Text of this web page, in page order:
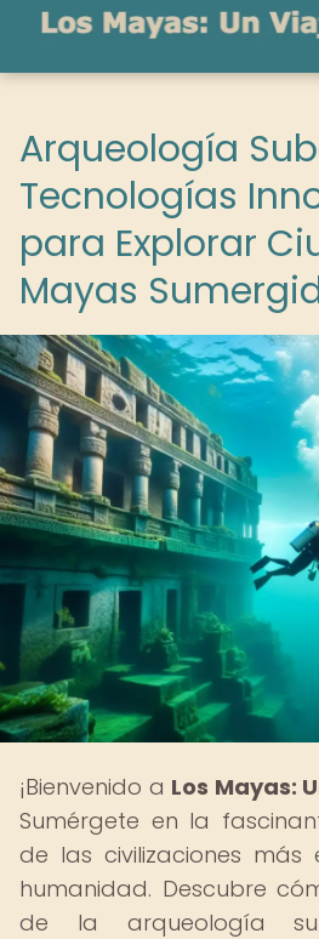
Arqueología
Tecnologías
para Explorar
Mayas
¡Bienvenido a Los Mayas:
Sumérgete en la
de las civilizaciones más
humanidad. Descubre
de la arqueología